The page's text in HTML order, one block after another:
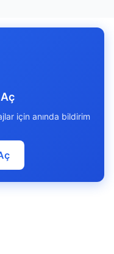
için anında bildirim